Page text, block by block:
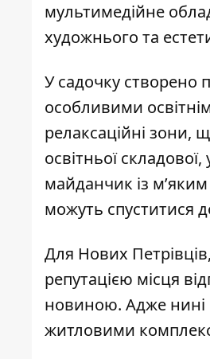
мультимедійне
художнього та
У садочку створено
особливими
релаксаційні зони,
освітньої
майданчик із
можуть спуститися
Для Нових
репутацією місця
новиною. Адже нині
житловими